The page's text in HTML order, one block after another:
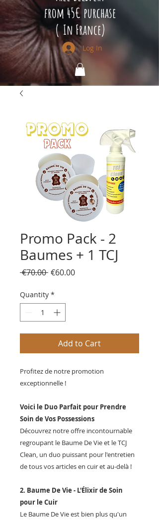
from 45€ purchase
( In France)
Log In
Promo Pack - 2
Baumes + 1 TCJ
€70.00 Regular
€60.00Sale
Quantity *
Add to Cart
Profitez de notre promotion
exceptionnelle !
Voici le Duo Parfait pour Prendre
Soin de Vos Possessions
Découvrez notre offre incontournable
regroupant le Baume De Vie et le TCJ
Clean, un duo puissant pour l'entretien
de tous vos articles en cuir et au-delà !
2. Baume De Vie - L'Élixir de Soin
pour le Cuir
Le Baume De Vie est bien plus qu'un